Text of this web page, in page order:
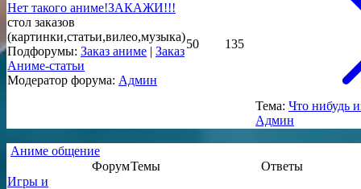
Нет такого аниме!ЗАКАЖИ!!!
стол заказов
(картинки,статьи,вилео,музыка)
Подфорумы: Заказ аниме | Заказ
Аниме-статьи
Модератор форума: Админ
50 135
Тема: Что нибудь
Админ
Аниме общение
ФорумТемы
Ответы
Игры и